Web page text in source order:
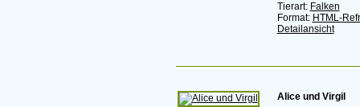
Tierart: Falken
Format: HTML-
Detailansicht
Alice und Virgil